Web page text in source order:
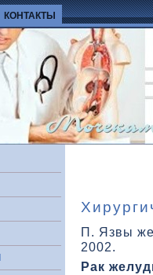
КОНТАКТЫ
П. Язвы
2002.
Рак